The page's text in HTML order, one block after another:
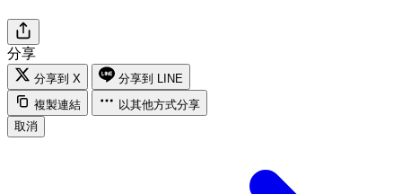
分享
分享到 X
分享到 LINE
複製連結
以其他方式分享
取消